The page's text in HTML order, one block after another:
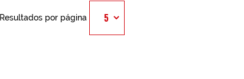
Resultados por página